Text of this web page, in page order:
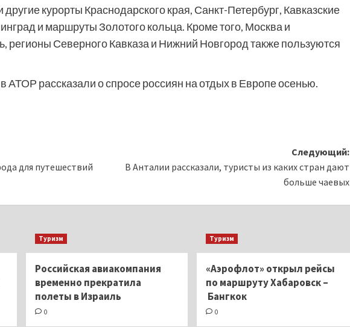
курорты Краснодарского края, Санкт-Петербург, Кавказские
и маршруты Золотого кольца. Кроме того, Москва и
регионы Северного Кавказа и Нижний Новгород также пользуются
АТОР рассказали о спросе россиян на отдых в Европе осенью.
для путешествий
Следующий:
В Анталии рассказали, туристы из каких стран дают
больше чаевых
Туризм
Российская авиакомпания
временно прекратила
полеты в Израиль
0
Туризм
«Аэрофлот» открыл рейсы
по маршруту Хабаровск –
Бангкок
0